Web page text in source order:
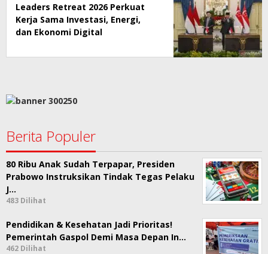
Leaders Retreat 2026 Perkuat
Kerja Sama Investasi, Energi,
dan Ekonomi Digital
Berita Populer
80 Ribu Anak Sudah Terpapar, Presiden
Prabowo Instruksikan Tindak Tegas Pelaku
J…
483 Dilihat
Pendidikan & Kesehatan Jadi Prioritas!
Pemerintah Gaspol Demi Masa Depan In…
462 Dilihat